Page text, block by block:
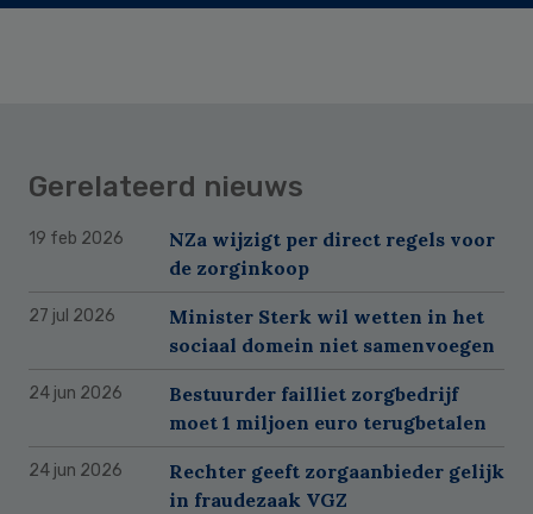
Gerelateerd nieuws
19 feb 2026
NZa wijzigt per direct regels voor
de zorginkoop
27 jul 2026
Minister Sterk wil wetten in het
sociaal domein niet samenvoegen
24 jun 2026
Bestuurder failliet zorgbedrijf
moet 1 miljoen euro terugbetalen
24 jun 2026
Rechter geeft zorgaanbieder gelijk
in fraudezaak VGZ